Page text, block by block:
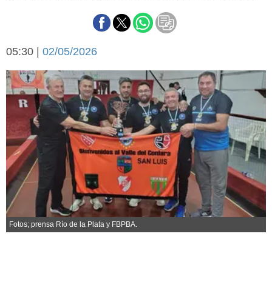
Aplausos
Economía y campo
Con el campo
Espacio empresas
Sociedad y tiempo
libre
Sociedad
Tecnología
Turismo
Salud
Es viral
El tiempo
Fúnebres
Clasificados
05:30 | 02/05/2026
Fotos; prensa Río de la Plata y FBPBA.